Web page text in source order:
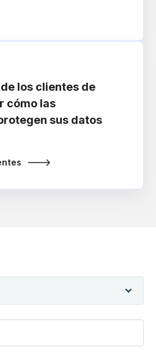
los clientes de
cómo las
sus datos